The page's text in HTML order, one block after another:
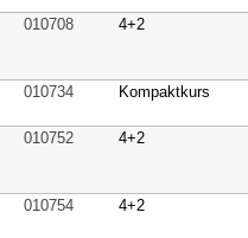
010708 4+2
010734 Kompaktkurs
010752 4+2
010754 4+2